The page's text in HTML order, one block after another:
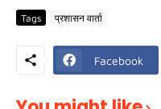
Tags प्रशासन वार्ता
Facebook